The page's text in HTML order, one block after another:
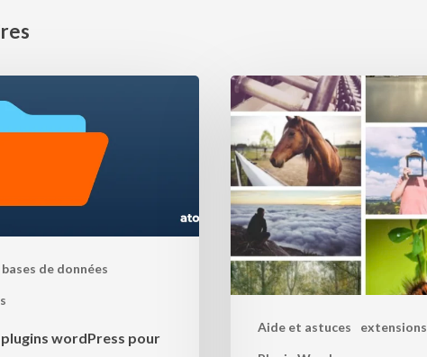
bases de données
wordPress pour
Aide et astuces extensions